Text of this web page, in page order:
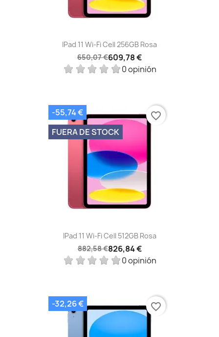
IPad 11 Wi-Fi Cell 256GB Rosa
650,07 €609,78 €
0 opinión
IPad 11 Wi-Fi Cell 512GB Rosa
882,58 €826,84 €
0 opinión
-55,74 €
FUERA DE STOCK
favorite_border
-32,26 € favorite_border